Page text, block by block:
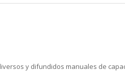
y difundidos manuales de